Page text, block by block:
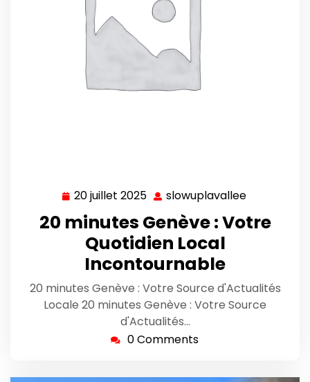
20 juillet 2025 20
juillet
2025
slowuplavallee
20 minutes Genève : Votre
Quotidien Local
Incontournable
20 minutes Genève : Votre Source d'Actualités
Locale 20 minutes Genève : Votre Source
d'Actualités…
0 Comments